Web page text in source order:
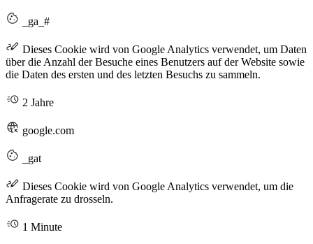
_ga_#
Dieses Cookie wird von Google Analytics verwendet, um Daten
über die Anzahl der Besuche eines Benutzers auf der Website sowie
die Daten des ersten und des letzten Besuchs zu sammeln.
2 Jahre
google.com
_gat
Dieses Cookie wird von Google Analytics verwendet, um die
Anfragerate zu drosseln.
1 Minute